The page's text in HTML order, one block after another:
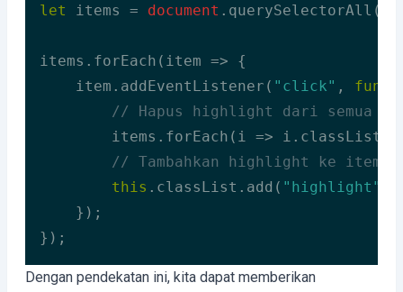
let items = document .querySelectorAll(
items.forEach( item => {
    item.addEventListener(
"click" ,
// Hapus highlight dari semua
        items.forEach(
i =>
// Tambahkan highlight ke item
this .classList.add( "highlight"
    });
});
Code language: JavaScript (javascript)
Dengan pendekatan ini, kita dapat memberikan